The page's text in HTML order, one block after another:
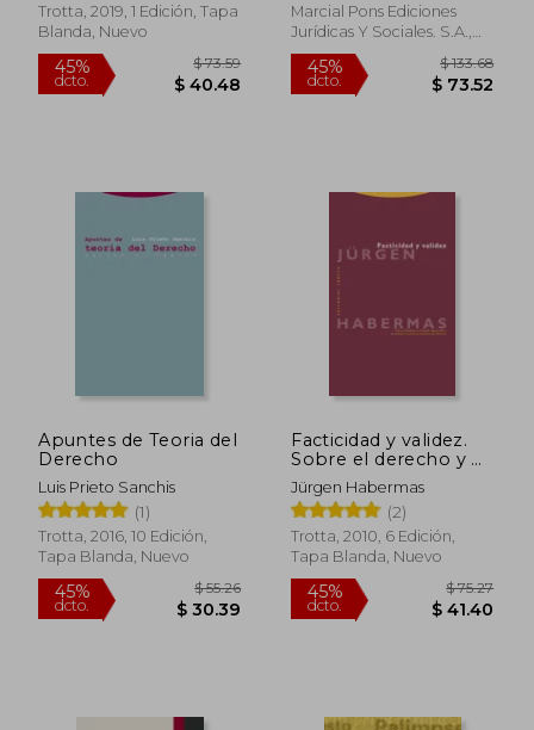
45%
Trotta, 2019, 1 Edición, Tapa
Blanda, Nuevo
Marcial Pons Ediciones
Jurídicas Y Sociales. S.A.,
Nuevo
Apuntes de Teoria del
Derecho
Luis Prieto Sanchis
(1)
Trotta, 2016, 10 Edición,
Tapa Blanda, Nuevo
Facticidad y validez.
Sobre el derecho y el
Estado democrático
de derecho en
términos de teoría
del discurso
Jürgen Habermas
(2)
Trotta, 2010, 6 Edición,
Tapa Blanda, Nuevo